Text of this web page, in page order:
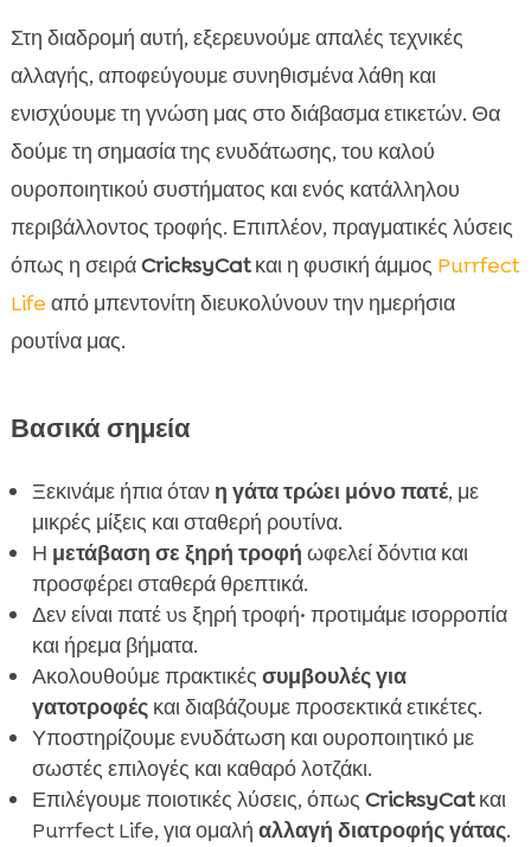
πλάνο μετάβασης
 Περιβάλλον σίτισης: μπολ, ρουτίνα και
διαχείριση στρες
 Λιχουδιές και ενισχυτές γεύσης για να
δελεάσουμε τη γάτα
Παρακολούθηση βάρους και πέψης κατά την
αλλαγή
Purrfect Life άμμος: καθαρό λοτζάκι, λιγότερο
στρες στο φαγητό
 Συμπέρασμα
Στη διαδρομή αυτή, εξερευνούμε απαλές τεχνικές
αλλαγής, αποφεύγουμε συνηθισμένα λάθη και
ενισχύουμε τη γνώση μας στο διάβασμα ετικετών. Θα
δούμε τη σημασία της ενυδάτωσης, του καλού
ουροποιητικού συστήματος και ενός κατάλληλου
περιβάλλοντος τροφής. Επιπλέον, πραγματικές λύσεις
όπως η σειράCricksyCatκαι η φυσική άμμος Purrfect
Life από μπεντονίτη διευκολύνουν την ημερήσια
ρουτίνα μας.
Βασικά σημεία
Ξεκινάμε ήπια όταν η γάτα τρώει μόνο πατέ, με
μικρές μίξεις και σταθερή ρουτίνα.
Η μετάβαση σε ξηρή τροφή ωφελεί δόντια και
προσφέρει σταθερά θρεπτικά.
Δεν είναι πατέ vs ξηρή τροφή· προτιμάμε ισορροπία
και ήρεμα βήματα.
Ακολουθούμε πρακτικές συμβουλές για
γατοτροφέςκαι διαβάζουμε προσεκτικά ετικέτες.
Υποστηρίζουμε ενυδάτωση και ουροποιητικό με
σωστές επιλογές και καθαρό λοτζάκι.
Επιλέγουμε ποιοτικές λύσεις, όπως CricksyCatκαι
Purrfect Life, για ομαλή αλλαγή διατροφής γάτας.